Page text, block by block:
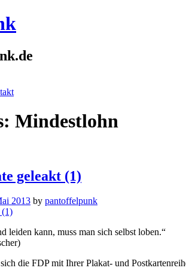
Mindestlohn
geleakt (1)
2013 by pantoffelpunk
(1)
leiden kann, muss man sich selbst loben.“
die FDP mit Ihrer Plakat- und